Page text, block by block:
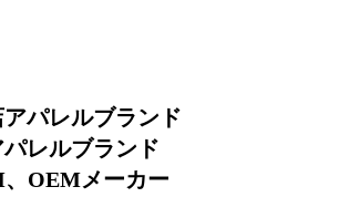
アパレルブランド
パレルブランド
、OEMメーカー